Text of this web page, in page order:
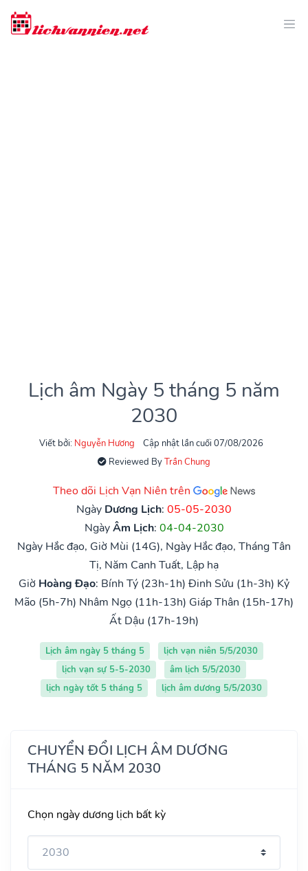
Lịch âm Ngày 5 tháng 5 năm
2030
Viết bởi: Nguyễn Hương
Cập nhật lần cuối 07/08/2026
Reviewed ByTrần Chung
Theo dõi Lịch Vạn Niên trên
Ngày Dương Lịch: 05-05-2030
NgàyÂm Lịch: 04-04-2030
Ngày Hắc đạo, Giờ Mùi (14G), Ngày Hắc đạo, Tháng Tân
Tị, Năm Canh Tuất, Lập hạ
Giờ Hoàng Đạo: Bính Tý (23h-1h) Đinh Sửu (1h-3h) Kỷ
Mão (5h-7h) Nhâm Ngọ (11h-13h) Giáp Thân (15h-17h)
Ất Dậu (17h-19h)
Lịch âm ngày 5 tháng 5
lịch vạn niên 5/5/2030
lịch vạn sự 5-5-2030
âm lịch 5/5/2030
lịch ngày tốt 5 tháng 5
lịch âm dương 5/5/2030
CHUYỂN ĐỔI LỊCH ÂM DƯƠNG
THÁNG 5 NĂM 2030
Chọn ngày dương lịch bất kỳ